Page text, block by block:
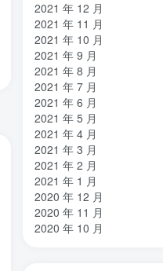
2021 年 12 月
2021 年 11 月
2021 年 10 月
2021 年 9 月
2021 年 8 月
2021 年 7 月
2021 年 6 月
2021 年 5 月
2021 年 4 月
2021 年 3 月
2021 年 2 月
2021 年 1 月
2020 年 12 月
2020 年 11 月
2020 年 10 月